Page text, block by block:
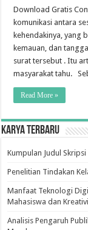
Download Gratis
komunikasi antara
kehendakinya, yang
kemauan, dan
surat tersebut . Itu
masyarakat tahu.
Read More »
Karya Terbaru
Kumpulan Judul Skripsi
Penelitian Tindakan
Manfaat Teknologi
Mahasiswa dan
Analisis Pengaruh